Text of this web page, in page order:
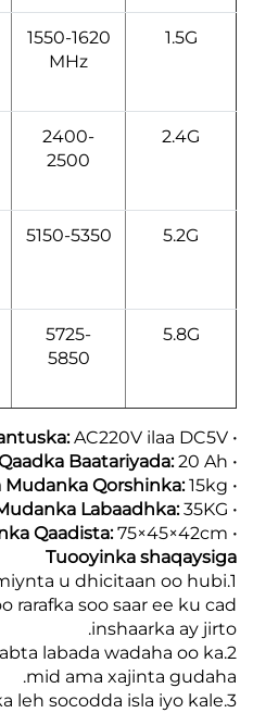
1.5G
1550-1620
MHz
2.4G
2400-
2500
5.2G
5150-5350
5.8G
5725-
5850
· Isgaarka Jaantuska:
AC220V ilaa DC5V
· Qaadka Baatariyada:
20 Ah
· Wadarta Mudanka Qorshinka:
15kg
· Wadarta Mudanka Labaadhka:
35KG
· Madaama Waddooyinka Qaadista:
75×45×42cm
Tuooyinka shaqaysiga
1.
u dhicitaan oo hubi
rarafka soo saar ee ku cad
inshaarka ay jirto.
2.
labada wadaha oo ka
mid ama xajinta gudaha.
3.
leh socodda isla iyo kale